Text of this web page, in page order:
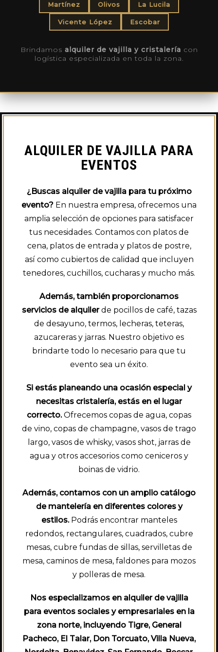
Martínez Olivos La Lucila
Vicente López Escobar
Brindamos alquiler de vajilla y cristalería con
logística especializada en toda la zona.
ALQUILER DE VAJILLA PARA
EVENTOS
¿Buscas alquiler de vajilla para tu próximo
evento? En nuestra empresa, ofrecemos una
amplia selección de opciones para satisfacer
tus necesidades. Contamos con platos de
cena, platos de entrada y platos de postre,
así como cubiertos de calidad que incluyen
tenedores, cuchillos, cucharas y mucho más.
Además, también proporcionamos
servicios de alquilerde pocillos de café, tazas
de desayuno, termos, lecheras, teteras,
azucareras y jarras. Nuestro objetivo es
brindarte todo lo necesario para que tu
evento sea un éxito.
Si estás planeando una ocasión especial y
necesitas cristalería, estás en el lugar
correcto.Ofrecemos copas de agua, copas
de vino, copas de champagne, vasos de trago
largo, vasos de whisky, vasos shot, jarras de
agua y otros accesorios como ceniceros y
boinas de vidrio.
Además, contamos con un amplio catálogo
de mantelería en diferentes colores y
estilos.Podrás encontrar manteles
redondos, rectangulares, cuadrados, cubre
mesas, cubre fundas de sillas, servilletas de
mesa, caminos de mesa, faldones para mozos
y polleras de mesa.
Nos especializamos en alquiler de vajilla
para eventos sociales y empresariales en la
zona norte, incluyendo Tigre, General
Pacheco, El Talar, Don Torcuato, Villa Nueva,